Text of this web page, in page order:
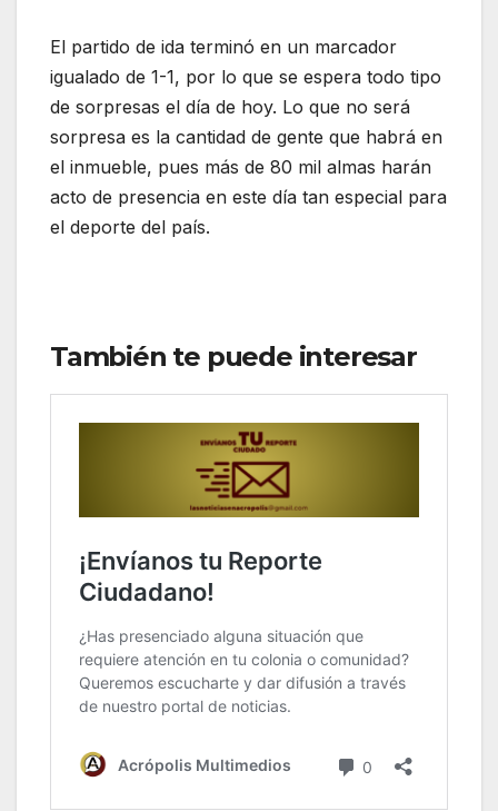
El partido de ida terminó en un marcador
igualado de 1-1, por lo que se espera todo tipo
de sorpresas el día de hoy. Lo que no será
sorpresa es la cantidad de gente que habrá en
el inmueble, pues más de 80 mil almas harán
acto de presencia en este día tan especial para
el deporte del país.
También te puede interesar